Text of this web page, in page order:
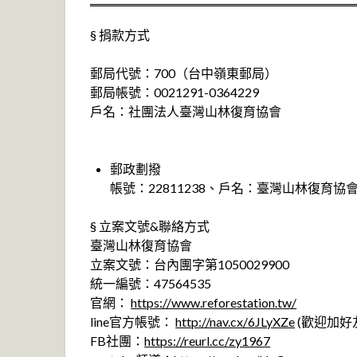
§ 捐款方式
郵局代號：700（台中嶺東郵局）
郵局帳號：0021291-0364229
戶名：社團法人臺灣山林復育協會
郵政劃撥
帳號：22811238、戶名：臺灣山林復育協
§ 立案文號&聯絡方式
臺灣山林復育協會
立案文號：台內團字第1050029900
統一編號：47564535
官網：https://www.reforestation.tw/
line官方帳號：http://nav.cx/6JLyXZe(歡迎加好
FB社團：https://reurl.cc/zy1967